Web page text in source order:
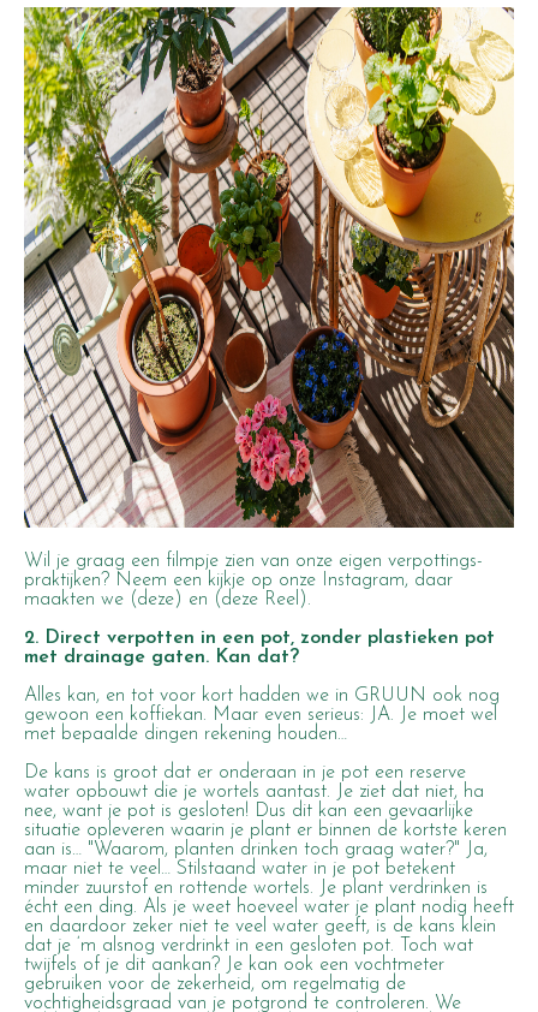
Wil je graag een filmpje zien van onze eigen verpottings-
praktijken? Neem een kijkje op onze Instagram, daar
maakten we (deze) en (deze Reel).
2. Direct verpotten in een pot, zonder plastieken pot
met drainage gaten. Kan dat?
Alles kan, en tot voor kort hadden we in GRUUN ook nog
gewoon een koffiekan. Maar even serieus: JA. Je moet wel
met bepaalde dingen rekening houden…
De kans is groot dat er onderaan in je pot een reserve
water opbouwt die je wortels aantast. Je ziet dat niet, ha
nee, want je pot is gesloten! Dus dit kan een gevaarlijke
situatie opleveren waarin je plant er binnen de kortste keren
aan is… "Waarom, planten drinken toch graag water?" Ja,
maar niet te veel… Stilstaand water in je pot betekent
minder zuurstof en rottende wortels. Je plant verdrinken is
écht een ding. Als je weet hoeveel water je plant nodig heeft
en daardoor zeker niet te veel water geeft, is de kans klein
dat je ‘m alsnog verdrinkt in een gesloten pot. Toch wat
twijfels of je dit aankan? Je kan ook een vochtmeter
gebruiken voor de zekerheid, om regelmatig de
vochtigheidsgraad van je potgrond te controleren. We